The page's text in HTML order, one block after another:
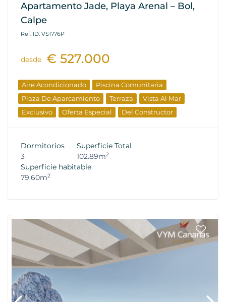
Apartamento Jade, Playa Arenal – Bol,
Calpe
Ref. ID: VS1776P
desde € 527.000
Aire Acondicionado
Piscina Comunitaria
Plaza De Aparcamiento
Terraza
Vista Al Mar
Exclusivo
Oferta Especial Del Constructor
Dormitorios
3
Superficie Total
102.89m2
Superficie habitable
79.60m2